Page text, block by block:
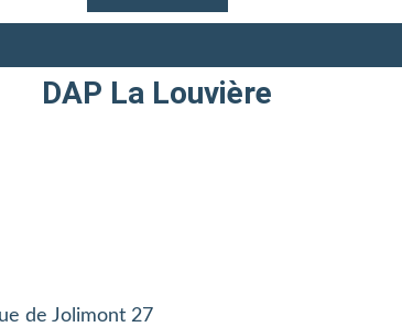
DAP La Louvière
de Jolimont 27